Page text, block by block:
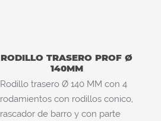
RODILLO TRASERO PROF Ø
140MM
Rodillo trasero Ø 140 MM con 4
rodamientos con rodillos conico,
rascador de barro y con parte